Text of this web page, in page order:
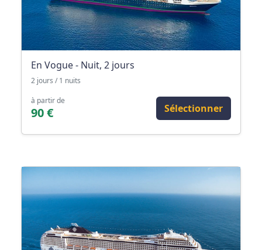
En Vogue - Nuit, 2 jours
2 jours / 1 nuits
à partir de
90 € Sélectionner